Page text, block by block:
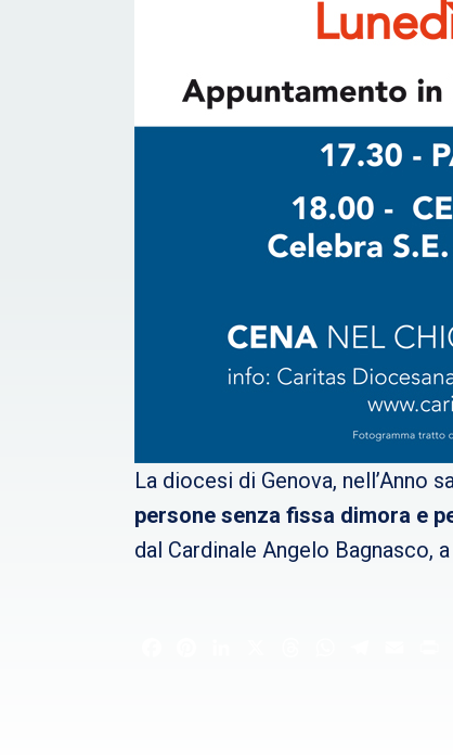
La diocesi di Genova, nell’Anno
persone senza fissa dimora e
dal Cardinale Angelo Bagnasco,